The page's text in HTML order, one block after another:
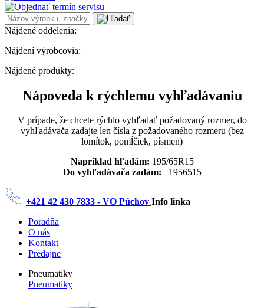
Nájdené oddelenia:
Nájdení výrobcovia:
Nájdené produkty:
Nápoveda k rýchlemu vyhľadávaniu
V prípade, že chcete rýchlo vyhľadať požadovaný rozmer, do
vyhľadávača zadajte len čísla z požadovaného rozmeru (bez
lomítok, pomĺčiek, písmen)
Napríklad hľadám: 195/65R15
Do vyhľadávača zadám: 1956515
+421 42 430 7833 - VO Púchov Info linka
Poradňa
O nás
Kontakt
Predajne
Pneumatiky
Pneumatiky